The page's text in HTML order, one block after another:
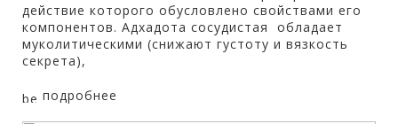
действие которого обусловлено свойствами его
компонентов. Адхадота сосудистая обладает
муколитическими (снижают густоту и вязкость
секрета),
подробнее